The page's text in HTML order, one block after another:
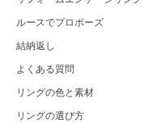
ルースでプロポーズ
結納返し
よくある質問
リングの色と素材
リングの選び方